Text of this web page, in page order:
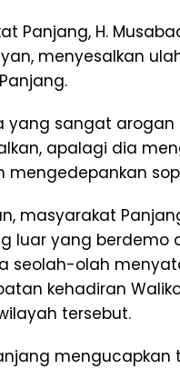
Panjang, H.
menyesalkan
yang sangat
apalagi dia
mengedepankan
masyarakat
luar yang berdemo
seolah-olah
kehadiran
tersebut.